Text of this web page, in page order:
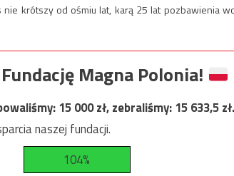
krótszy od ośmiu lat, karą 25 lat pozbawienia
Magna Polonia!
15 000zł, zebraliśmy:15 633,5zł.
naszej fundacji.
104%